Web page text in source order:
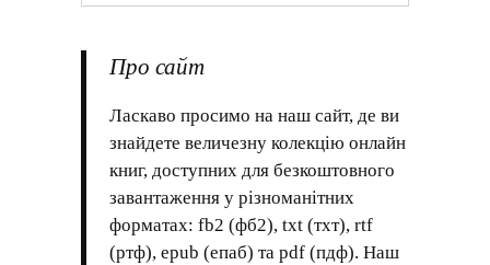
Про сайт
Ласкаво просимо на наш сайт, де ви
знайдете величезну колекцію онлайн
книг, доступних для безкоштовного
завантаження у різноманітних
форматах: fb2 (фб2), txt (тхт), rtf
(ртф), epub (епаб) та pdf (пдф). Наш